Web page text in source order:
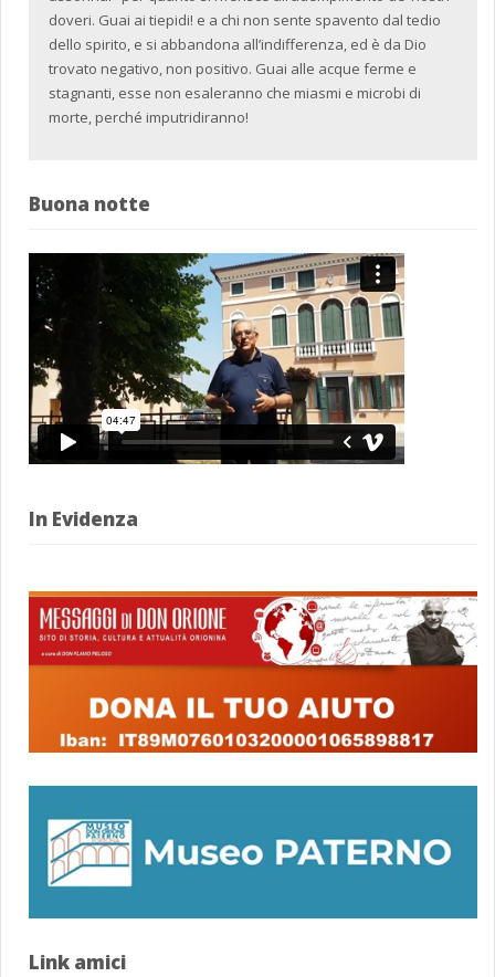
doveri. Guai ai tiepidi! e a chi non sente spavento dal tedio
dello spirito, e si abbandona all’indifferenza, ed è da Dio
trovato negativo, non positivo. Guai alle acque ferme e
stagnanti, esse non esaleranno che miasmi e microbi di
morte, perché imputridiranno!
Buona notte
In Evidenza
Link amici